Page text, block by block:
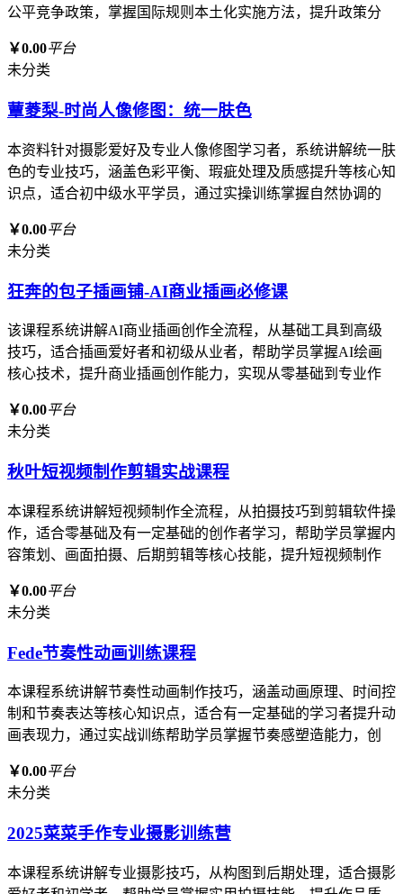
公平竞争政策，掌握国际规则本土化实施方法，提升政策分
￥0.00平台
未分类
蕈菱梨-时尚人像修图：统一肤色
本资料针对摄影爱好及专业人像修图学习者，系统讲解统一肤
色的专业技巧，涵盖色彩平衡、瑕疵处理及质感提升等核心知
识点，适合初中级水平学员，通过实操训练掌握自然协调的
￥0.00平台
未分类
狂奔的包子插画铺-AI商业插画必修课
该课程系统讲解AI商业插画创作全流程，从基础工具到高级
技巧，适合插画爱好者和初级从业者，帮助学员掌握AI绘画
核心技术，提升商业插画创作能力，实现从零基础到专业作
￥0.00平台
未分类
秋叶短视频制作剪辑实战课程
本课程系统讲解短视频制作全流程，从拍摄技巧到剪辑软件操
作，适合零基础及有一定基础的创作者学习，帮助学员掌握内
容策划、画面拍摄、后期剪辑等核心技能，提升短视频制作
￥0.00平台
未分类
Fede节奏性动画训练课程
本课程系统讲解节奏性动画制作技巧，涵盖动画原理、时间控
制和节奏表达等核心知识点，适合有一定基础的学习者提升动
画表现力，通过实战训练帮助学员掌握节奏感塑造能力，创
￥0.00平台
未分类
2025菜菜手作专业摄影训练营
本课程系统讲解专业摄影技巧，从构图到后期处理，适合摄影